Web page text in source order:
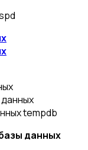
tempdb
данных